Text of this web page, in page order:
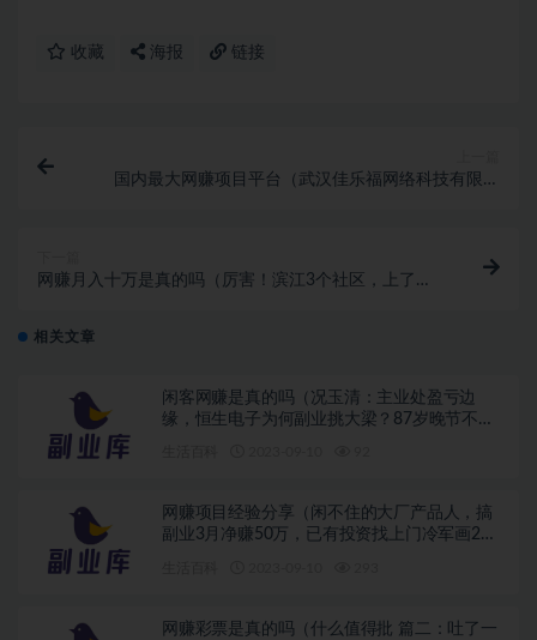
收藏 海报 链接
国内最大网赚项目平台（武汉佳乐福网络科技有限公
网赚月入十万是真的吗（厉害！滨江3个社区，上了省
相关文章
闲客网赚是真的吗（况玉清：主业处盈亏边
缘，恒生电子为何副业挑大梁？87岁晚节不
网赚项目经验分享（闲不住的大厂产品人，搞
副业3月净赚50万，已有投资找上门冷军画2个
网赚彩票是真的吗（什么值得批 篇二：吐了一